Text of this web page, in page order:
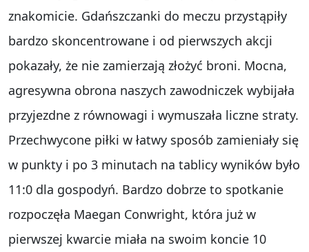
znakomicie. Gdańszczanki do meczu przystąpiły
bardzo skoncentrowane i od pierwszych akcji
pokazały, że nie zamierzają złożyć broni. Mocna,
agresywna obrona naszych zawodniczek wybijała
przyjezdne z równowagi i wymuszała liczne straty.
Przechwycone piłki w łatwy sposób zamieniały się
w punkty i po 3 minutach na tablicy wyników było
11:0 dla gospodyń. Bardzo dobrze to spotkanie
rozpoczęła Maegan Conwright, która już w
pierwszej kwarcie miała na swoim koncie 10